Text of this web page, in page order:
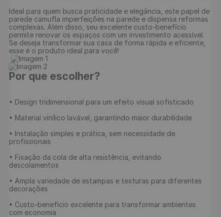
Ideal para quem busca praticidade e elegância, este papel de
parede camufla imperfeições na parede e dispensa reformas
complexas. Além disso, seu excelente custo-benefício
permite renovar os espaços com um investimento acessível.
Se deseja transformar sua casa de forma rápida e eficiente,
esse é o produto ideal para você!
Por que escolher?
• Design tridimensional para um efeito visual sofisticado
• Material vinílico lavável, garantindo maior durabilidade
• Instalação simples e prática, sem necessidade de
profissionais
• Fixação da cola de alta resistência, evitando
descolamentos
• Ampla variedade de estampas e texturas para diferentes
decorações
• Custo-benefício excelente para transformar ambientes
com economia